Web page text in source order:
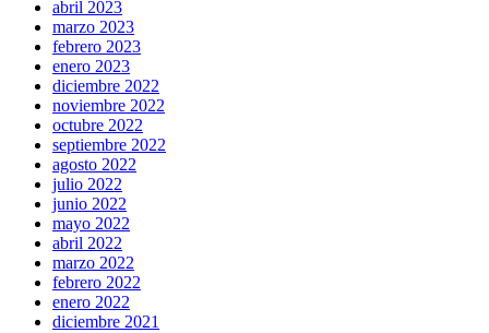
abril 2023
marzo 2023
febrero 2023
enero 2023
diciembre 2022
noviembre 2022
octubre 2022
septiembre 2022
agosto 2022
julio 2022
junio 2022
mayo 2022
abril 2022
marzo 2022
febrero 2022
enero 2022
diciembre 2021